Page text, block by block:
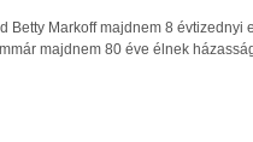
Betty Markoff majdnem 8
majdnem 80 éve élnek